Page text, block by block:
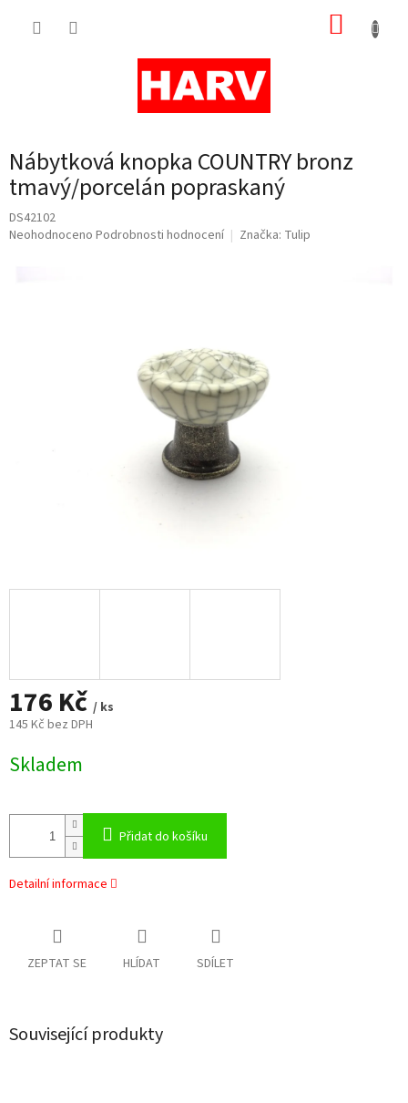
Nábytková knopka COUNTRY bronz
tmavý/porcelán popraskaný
DS42102
Průměrné
Neohodnoceno Podrobnosti hodnocení Značka: Tulip
176 Kč / ks
145 Kč bez DPH
cena:
Skladem
Přidat do košíku
Detailní informace
ZEPTAT SE HLÍDAT SDÍLET
Související produkty